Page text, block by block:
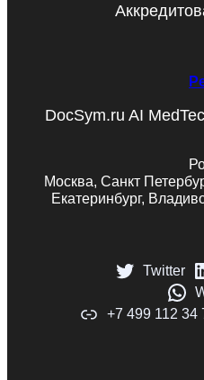
DocSym.ru AI
Москва, Санкт
Екатеринбург,
Twitter
+7 499 112 34